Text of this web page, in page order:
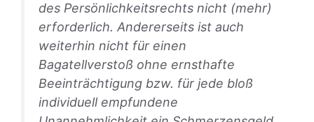
des Persönlichkeitsrechts nicht (mehr)
erforderlich. Andererseits ist auch
weiterhin nicht für einen
Bagatellverstoß ohne ernsthafte
Beeinträchtigung bzw. für jede bloß
individuell empfundene